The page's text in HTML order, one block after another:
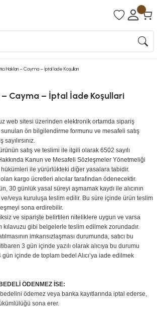
Haklari – Cayma – İptal İade Koşullari
Cayma – İptal İade Koşullari
web sitesi üzerinden elektronik ortamda sipariş
ön bilgilendirme formunu ve mesafeli satış
ürünün satış ve teslimi ile ilgili olarak 6502 sayılı
Kanun ve Mesafeli Sözleşmeler Yönetmeliği
ile yürürlükteki diğer yasalara tabidir.
kargo ücretleri alıcılar tarafından ödenecektir.
30 günlük yasal süreyi aşmamak kaydı ile alıcının
veya kuruluşa teslim edilir. Bu süre içinde ürün teslim
sona erdirebilir.
ve siparişte belirtilen niteliklere uygun ve varsa
kılavuzu gibi belgelerle teslim edilmek zorundadır.
imkansızlaşması durumunda, satıcı bu
3 gün içinde yazılı olarak alıcıya bu durumu
içinde de toplam bedel Alıcı’ya iade edilmek
ÖDENMEZ İSE:
bedelini ödemez veya banka kayıtlarında iptal ederse,
sona erer.